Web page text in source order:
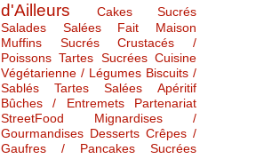
d'Ailleurs
Cakes Sucrés
Salades Salées
Fait Maison
Muffins Sucrés
Crustacés /
Poissons Tartes Sucrées Cuisine
Végétarienne / Légumes Biscuits /
Sablés
Tartes Salées
Apéritif
Bûches / Entremets
Partenariat
StreetFood
Mignardises /
Gourmandises Desserts Crêpes /
Gaufres / Pancakes Sucrées